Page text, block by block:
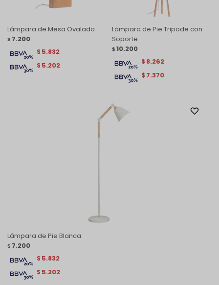
Lámpara de Mesa Ovalada
$ 7.200
$ 5.202
$ 5.832
Lámpara de Pie Tripode con
Soporte
$ 10.200
$ 7.370
$ 8.262
Lámpara de Pie Blanca
$ 7.200
$ 5.202
$ 5.832